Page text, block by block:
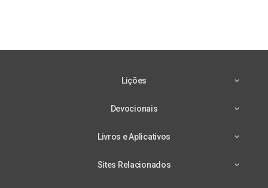
Lições
Devocionais
Livros e Aplicativos
Sites Relacionados